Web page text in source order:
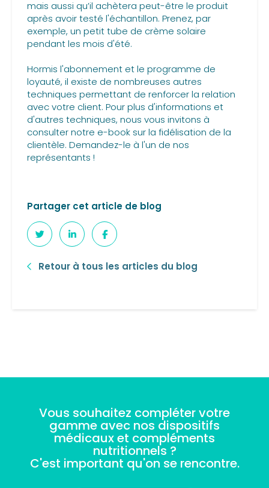
mais aussi qu’il achètera peut-être le produit
après avoir testé l'échantillon. Prenez, par
exemple, un petit tube de crème solaire
pendant les mois d'été.
Hormis l'abonnement et le programme de
loyauté, il existe de nombreuses autres
techniques permettant de renforcer la relation
avec votre client. Pour plus d'informations et
d'autres techniques, nous vous invitons à
consulter notre e-book sur la fidélisation de la
clientèle. Demandez-le à l'un de nos
représentants !
Partager cet article de blog
Retour à tous les articles du blog
Vous souhaitez compléter votre
gamme avec nos dispositifs
médicaux et compléments
nutritionnels ?
C'est important qu'on se rencontre.